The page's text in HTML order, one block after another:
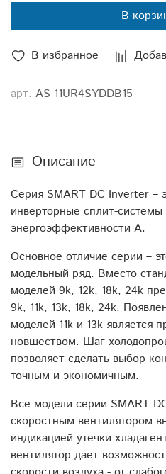
В избранное
арт. AS-11UR4SYDDB15
● Режимы Sleep, Smart,
● Защитная накладка на
правое);
В
Описание
Серия SMART DC Inverter –
инверторные сплит-системы
энергоэффективности А.
Основное отличие серии –
модельный ряд. Вместо
моделей 9k, 12k, 18k, 24k
9k, 11k, 13k, 18k, 24k.
моделей 11k и 13k является
новшеством. Шаг
позволяет сделать выбор
точным и экономичным.
Все модели серии SMART
скоростным вентилятором
индикацией утечки
вентилятор дает